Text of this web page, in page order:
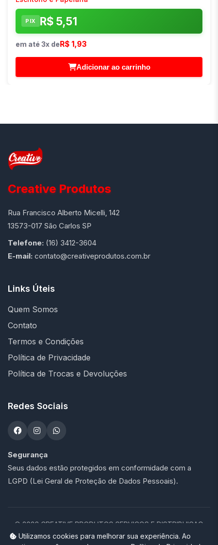
PIX R$ 5,51
em até 3x deR$ 1,93
Adicionar ao carrinho
Creative Produtos
Rua Francisco Alberto Micelli, 142
13573-017 São Carlos SP
Telefone: (16) 3412-3604
E-mail: contato@creativeprodutos.com.br
Links Úteis
Quem Somos
Contato
Termos e Condições
Política de Privacidade
Política de Trocas e Devoluções
Redes Sociais
Segurança
Seus dados estão protegidos em conformidade com a
LGPD (Lei Geral de Proteção de Dados Pessoais).
© 2026 CREATIVE PRODUTOS SERVICOS E DISTRIBUICAO
LTDA - 47.273.900/0001-76. Todos os direitos reservados.
Utilizamos cookies para melhorar sua experiência. Ao